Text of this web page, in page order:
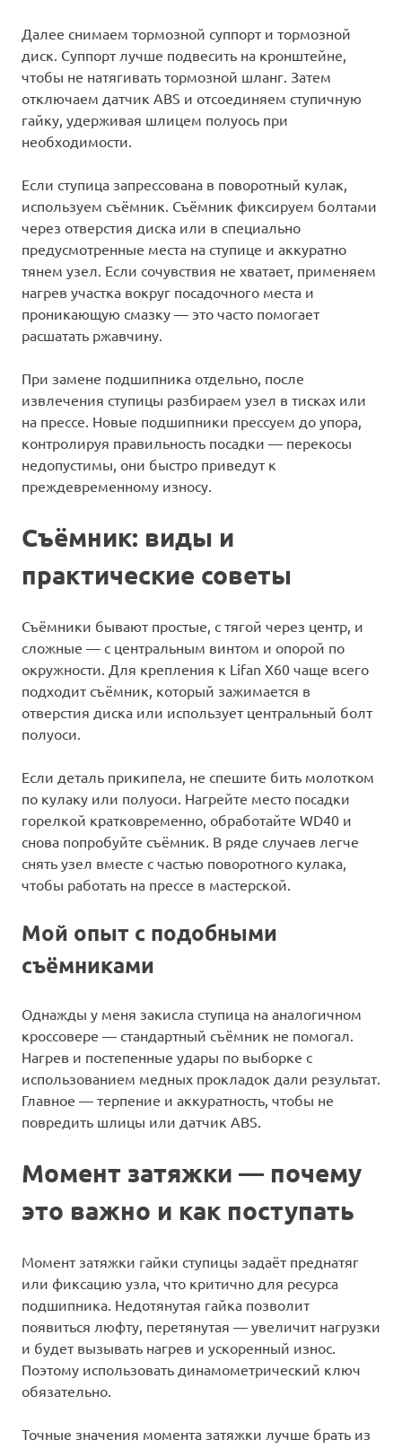
Далее снимаем тормозной суппорт и тормозной
диск. Суппорт лучше подвесить на кронштейне,
чтобы не натягивать тормозной шланг. Затем
отключаем датчик ABS и отсоединяем ступичную
гайку, удерживая шлицем полуось при
необходимости.
Если ступица запрессована в поворотный кулак,
используем съёмник. Съёмник фиксируем болтами
через отверстия диска или в специально
предусмотренные места на ступице и аккуратно
тянем узел. Если сочувствия не хватает, применяем
нагрев участка вокруг посадочного места и
проникающую смазку — это часто помогает
расшатать ржавчину.
При замене подшипника отдельно, после
извлечения ступицы разбираем узел в тисках или
на прессе. Новые подшипники прессуем до упора,
контролируя правильность посадки — перекосы
недопустимы, они быстро приведут к
преждевременному износу.
Съёмник: виды и
практические советы
Съёмники бывают простые, с тягой через центр, и
сложные — с центральным винтом и опорой по
окружности. Для крепления к Lifan X60 чаще всего
подходит съёмник, который зажимается в
отверстия диска или использует центральный болт
полуоси.
Если деталь прикипела, не спешите бить молотком
по кулаку или полуоси. Нагрейте место посадки
горелкой кратковременно, обработайте WD40 и
снова попробуйте съёмник. В ряде случаев легче
снять узел вместе с частью поворотного кулака,
чтобы работать на прессе в мастерской.
Мой опыт с подобными
съёмниками
Однажды у меня закисла ступица на аналогичном
кроссовере — стандартный съёмник не помогал.
Нагрев и постепенные удары по выборке с
использованием медных прокладок дали результат.
Главное — терпение и аккуратность, чтобы не
повредить шлицы или датчик ABS.
Момент затяжки — почему
это важно и как поступать
Момент затяжки гайки ступицы задаёт преднатяг
или фиксацию узла, что критично для ресурса
подшипника. Недотянутая гайка позволит
появиться люфту, перетянутая — увеличит нагрузки
и будет вызывать нагрев и ускоренный износ.
Поэтому использовать динамометрический ключ
обязательно.
Точные значения момента затяжки лучше брать из